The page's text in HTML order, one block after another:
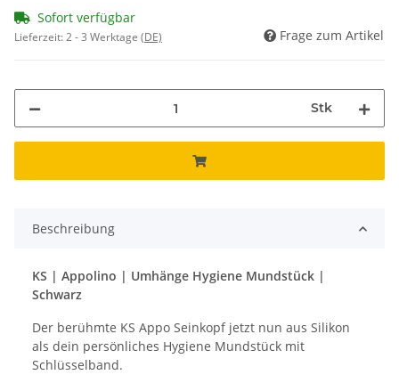
Sofort verfügbar
Lieferzeit:2 - 3 Werktage (DE) Frage zum Artikel
Stk
Beschreibung
KS | Appolino | Umhänge Hygiene Mundstück |
Schwarz
Der berühmte KS Appo Seinkopf jetzt nun aus Silikon
als dein persönliches Hygiene Mundstück mit
Schlüsselband.